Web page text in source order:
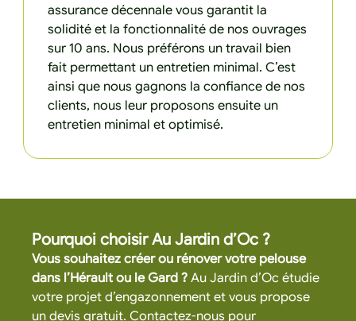
assurance décennale vous garantit la
solidité et la fonctionnalité de nos ouvrages
sur 10 ans. Nous préférons un travail bien
fait permettant un entretien minimal. C’est
ainsi que nous gagnons la confiance de nos
clients, nous leur proposons ensuite un
entretien minimal et optimisé.
Pourquoi choisir Au Jardin d’Oc ?
Vous souhaitez créer ou rénover votre pelouse
dans l’Hérault ou le Gard ? Au Jardin d’Oc étudie
votre projet d’engazonnement et vous propose
un devis gratuit. Contactez-nous pour